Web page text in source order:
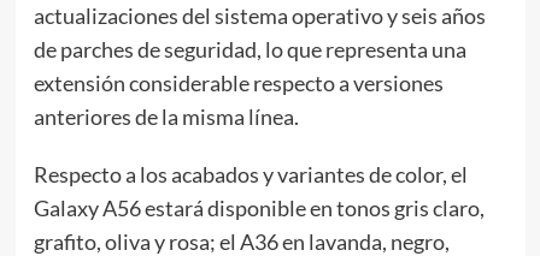
actualizaciones del sistema operativo y seis años
de parches de seguridad, lo que representa una
extensión considerable respecto a versiones
anteriores de la misma línea.
Respecto a los acabados y variantes de color, el
Galaxy A56 estará disponible en tonos gris claro,
grafito, oliva y rosa; el A36 en lavanda, negro,